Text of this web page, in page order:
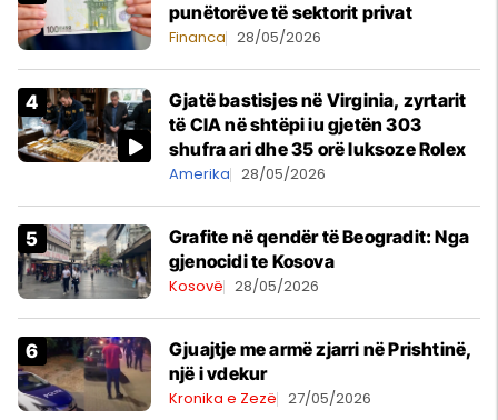
punëtorëve të sektorit privat
Financa 28/05/2026
Gjatë bastisjes në Virginia, zyrtarit
të CIA në shtëpi iu gjetën 303
shufra ari dhe 35 orë luksoze Rolex
Amerika 28/05/2026
Grafite në qendër të Beogradit: Nga
gjenocidi te Kosova
Kosovë 28/05/2026
Gjuajtje me armë zjarri në Prishtinë,
një i vdekur
Kronika e Zezë 27/05/2026